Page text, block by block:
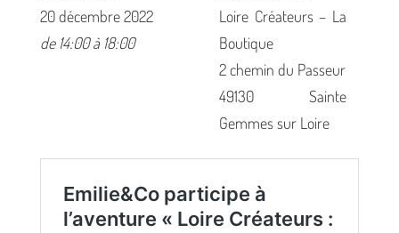
20 décembre 2022
de 14:00 à 18:00
Loire Créateurs – La
Boutique
2 chemin du Passeur
49130 Sainte
Gemmes sur Loire